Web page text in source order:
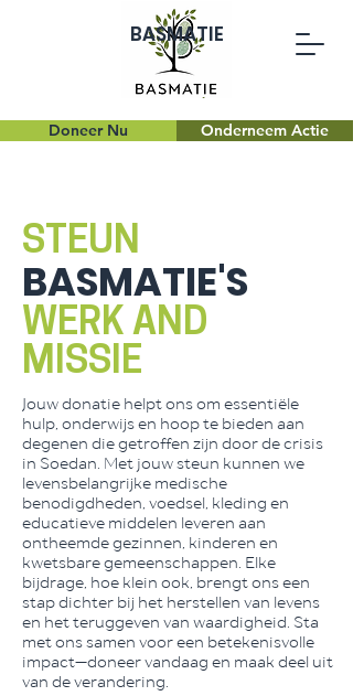
BASMATIE
Doneer Nu Onderneem Actie
STEUN
BASMATIE'S
WERK AND
MISSIE
Jouw donatie helpt ons om essentiële
hulp, onderwijs en hoop te bieden aan
degenen die getroffen zijn door de crisis
in Soedan. Met jouw steun kunnen we
levensbelangrijke medische
benodigdheden, voedsel, kleding en
educatieve middelen leveren aan
ontheemde gezinnen, kinderen en
kwetsbare gemeenschappen. Elke
bijdrage, hoe klein ook, brengt ons een
stap dichter bij het herstellen van levens
en het teruggeven van waardigheid. Sta
met ons samen voor een betekenisvolle
impact—doneer vandaag en maak deel uit
van de verandering.